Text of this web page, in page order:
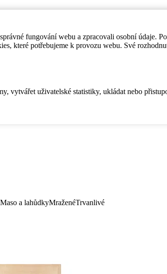
fungování webu a zpracovali osobní údaje.
které potřebujeme k provozu webu. Své
vytvářet uživatelské statistiky, ukládat nebo
Maso a lahůdkyMraženéTrvanlivé